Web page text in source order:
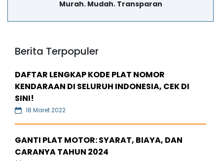
Murah. Mudah. Transparan
Berita Terpopuler
DAFTAR LENGKAP KODE PLAT NOMOR
KENDARAAN DI SELURUH INDONESIA, CEK DI
SINI!
18 Maret 2022
GANTI PLAT MOTOR: SYARAT, BIAYA, DAN
CARANYA TAHUN 2024